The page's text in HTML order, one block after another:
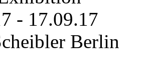
- 17.09.17
Berlin